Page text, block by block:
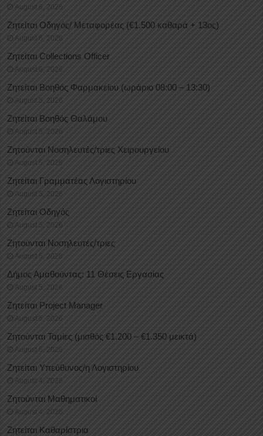
August 6, 2026
Ζητείται Οδηγός/ Μεταφορέας (€1.500 καθαρά + 13ος)
August 6, 2026
Ζητείται Collections Officer
August 6, 2026
Ζητείται Βοηθός Φαρμακείου (ωράριο 08:00 – 13:30)
August 5, 2026
Ζητείται Βοηθός Θαλάμου
August 5, 2026
Ζητούνται Νοσηλευτές/τριες Χειρουργείου
August 5, 2026
Ζητείται Γραμματέας Λογιστηρίου
August 5, 2026
Ζητείται Οδηγός
August 5, 2026
Ζητούνται Νοσηλευτές/τριες
August 5, 2026
Δήμος Αμαθούντας: 11 Θέσεις Εργασίας
August 5, 2026
Ζητείται Project Manager
August 5, 2026
Ζητούνται Ταμίες (μισθός €1.200 – €1.350 μεικτά)
August 5, 2026
Ζητείται Υπεύθυνος/η Λογιστηρίου
August 4, 2026
Ζητούνται Μαθηματικοί
August 4, 2026
Ζητείται Καθαρίστρια